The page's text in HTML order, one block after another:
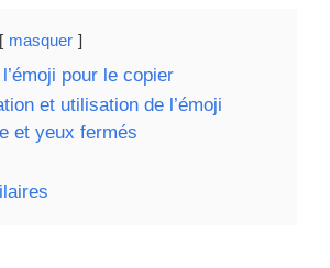
masquer
pour le copier
et utilisation de l’émoji
et yeux fermés